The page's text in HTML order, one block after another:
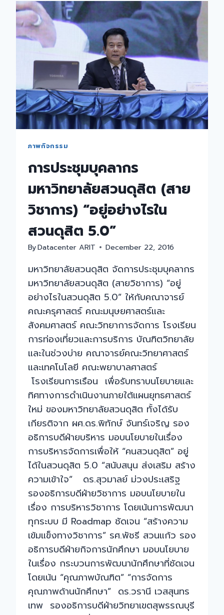
ครั้ง
ที่
6/2559
ภาพกิจกรรม
การประชุมบุคลากร
มหาวิทยาลัยสวนดุสิต (สาย
วิชาการ) “อยู่อย่างไรใน
สวนดุสิต 5.0”
ByDatacenter ARIT December 22, 2016
มหาวิทยาลัยสวนดุสิต จัดการประชุมบุคลากร
มหาวิทยาลัยสวนดุสิต (สายวิชาการ) “อยู่
อย่างไรในสวนดุสิต 5.0” ให้กับคณาจารย์
คณะครุศาสตร์ คณะมนุษยศาสตร์และ
สังคมศาสตร์ คณะวิทยาการจัดการ โรงเรียน
การท่องเที่ยวและการบริการ บัณฑิตวิทยาลัย
และในช่วงบ่าย คณาจารย์คณะวิทยาศาสตร์
และเทคโนโลยี คณะพยาบาลศาสตร์
โรงเรียนการเรือน เพื่อรับทราบนโยบายและ
ทิศทางการดำเนินงานภายใต้แผนยุทธศาสตร์
ใหม่ ของมหาวิทยาลัยสวนดุสิต ทั้งได้รับ
เกียรติจาก ผศ.ดร.พิทักษ์ จันทร์เจริญ รอง
อธิการบดีฝ่ายบริหาร มอบนโยบายในเรื่อง
การบริหารจัดการเพื่อให้ “คนสวนดุสิต” อยู่
ได้ในสวนดุสิต 5.0 “สนับสนุน ส่งเสริม สร้าง
ความเข้าใจ” ดร.สุวมาลย์ ม่วงประเสริฐ
รองอธิการบดีฝ่ายวิชาการ มอบนโยบายใน
เรื่อง การบริหารวิชาการ โดยเน้นการพัฒนา
ทุกระบบ มี Roadmap ชัดเจน “สร้างความ
เข้มแข็งทางวิชาการ” รศ.พัชรี สวนแก้ว รอง
อธิการบดีฝ่ายกิจการนักศึกษา มอบนโยบาย
ในเรื่อง กระบวนการพัฒนานักศึกษาที่ชัดเจน
โดยเน้น “คุณภาพบัณฑิต” “การจัดการ
คุณภาพด้านนักศึกษา” ดร.วรานี เวสสุนทร
เทพ รองอธิการบดีฝ่ายวิทยาเขตสุพรรณบุรี